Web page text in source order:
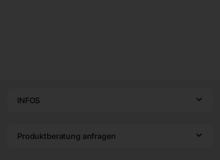
INFOS
Produktberatung anfragen